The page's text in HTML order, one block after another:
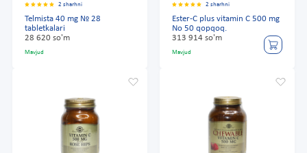
2 sharhni
Telmista 40 mg № 28
tabletkalari
28 620 so'm
Mavjud
2 sharhni
Ester-C plus vitamin C 500 mg
No 50 qopqoq.
313 914 so'm
Mavjud